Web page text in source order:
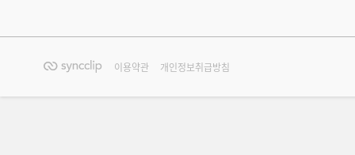
이용약관 개인정보취급방침